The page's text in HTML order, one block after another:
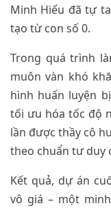
Minh Hiếu đã tự
tạo từ con số 0.
Trong quá trình
muôn vàn khó
hình huấn luyện
tối ưu hóa tốc độ
lần được thầy cô
theo chuẩn tư duy
Kết quả, dự án
vô giá – một